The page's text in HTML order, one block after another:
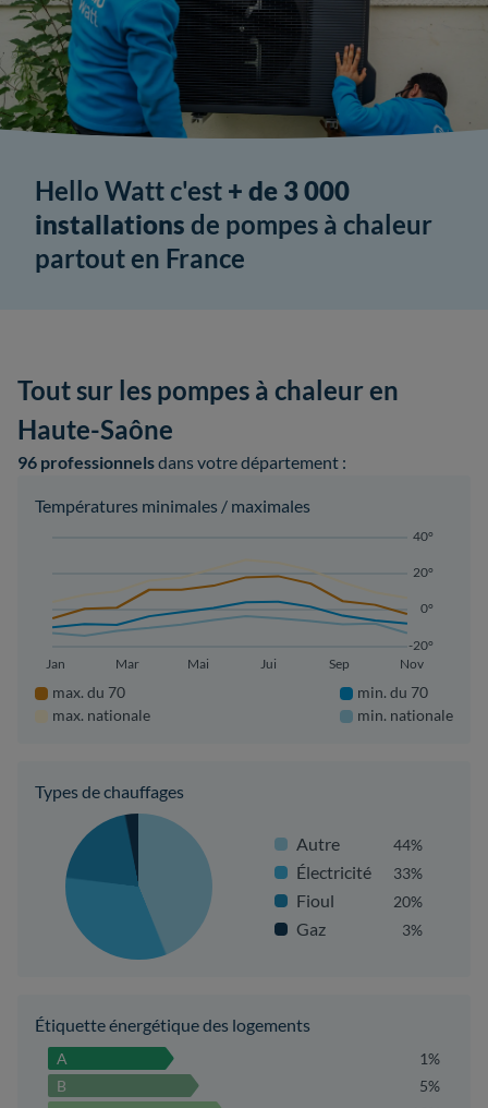
Hello Watt c'est + de 3 000
installations de pompes à chaleur
partout en France
Tout sur les pompes à chaleur en
Haute-Saône
96 professionnelsdans votre département :
Températures minimales / maximales
-20°
0°
20°
40°
Jan Mar Mai Jui Sep Nov
max. du 70
max. nationale
min. du 70
min. nationale
Types de chauffages
Autre 44%
Électricité 33%
Fioul 20%
Gaz 3%
Étiquette énergétique des logements
A
1%
B
5%